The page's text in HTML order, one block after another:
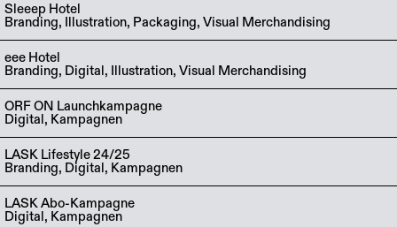
Sleeep Hotel
Branding, Illustration, Packaging, Visual Merchandising
eee Hotel
Branding, Digital, Illustration, Visual Merchandising
ORF ON Launchkampagne
Digital, Kampagnen
LASK Lifestyle 24/25
Branding, Digital, Kampagnen
LASK Abo-Kampagne
Digital, Kampagnen